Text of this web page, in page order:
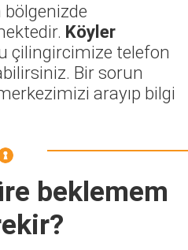
bölgenizde
Köyler
çilingircimize telefon
Bir sorun
arayıp bilgi
beklemem